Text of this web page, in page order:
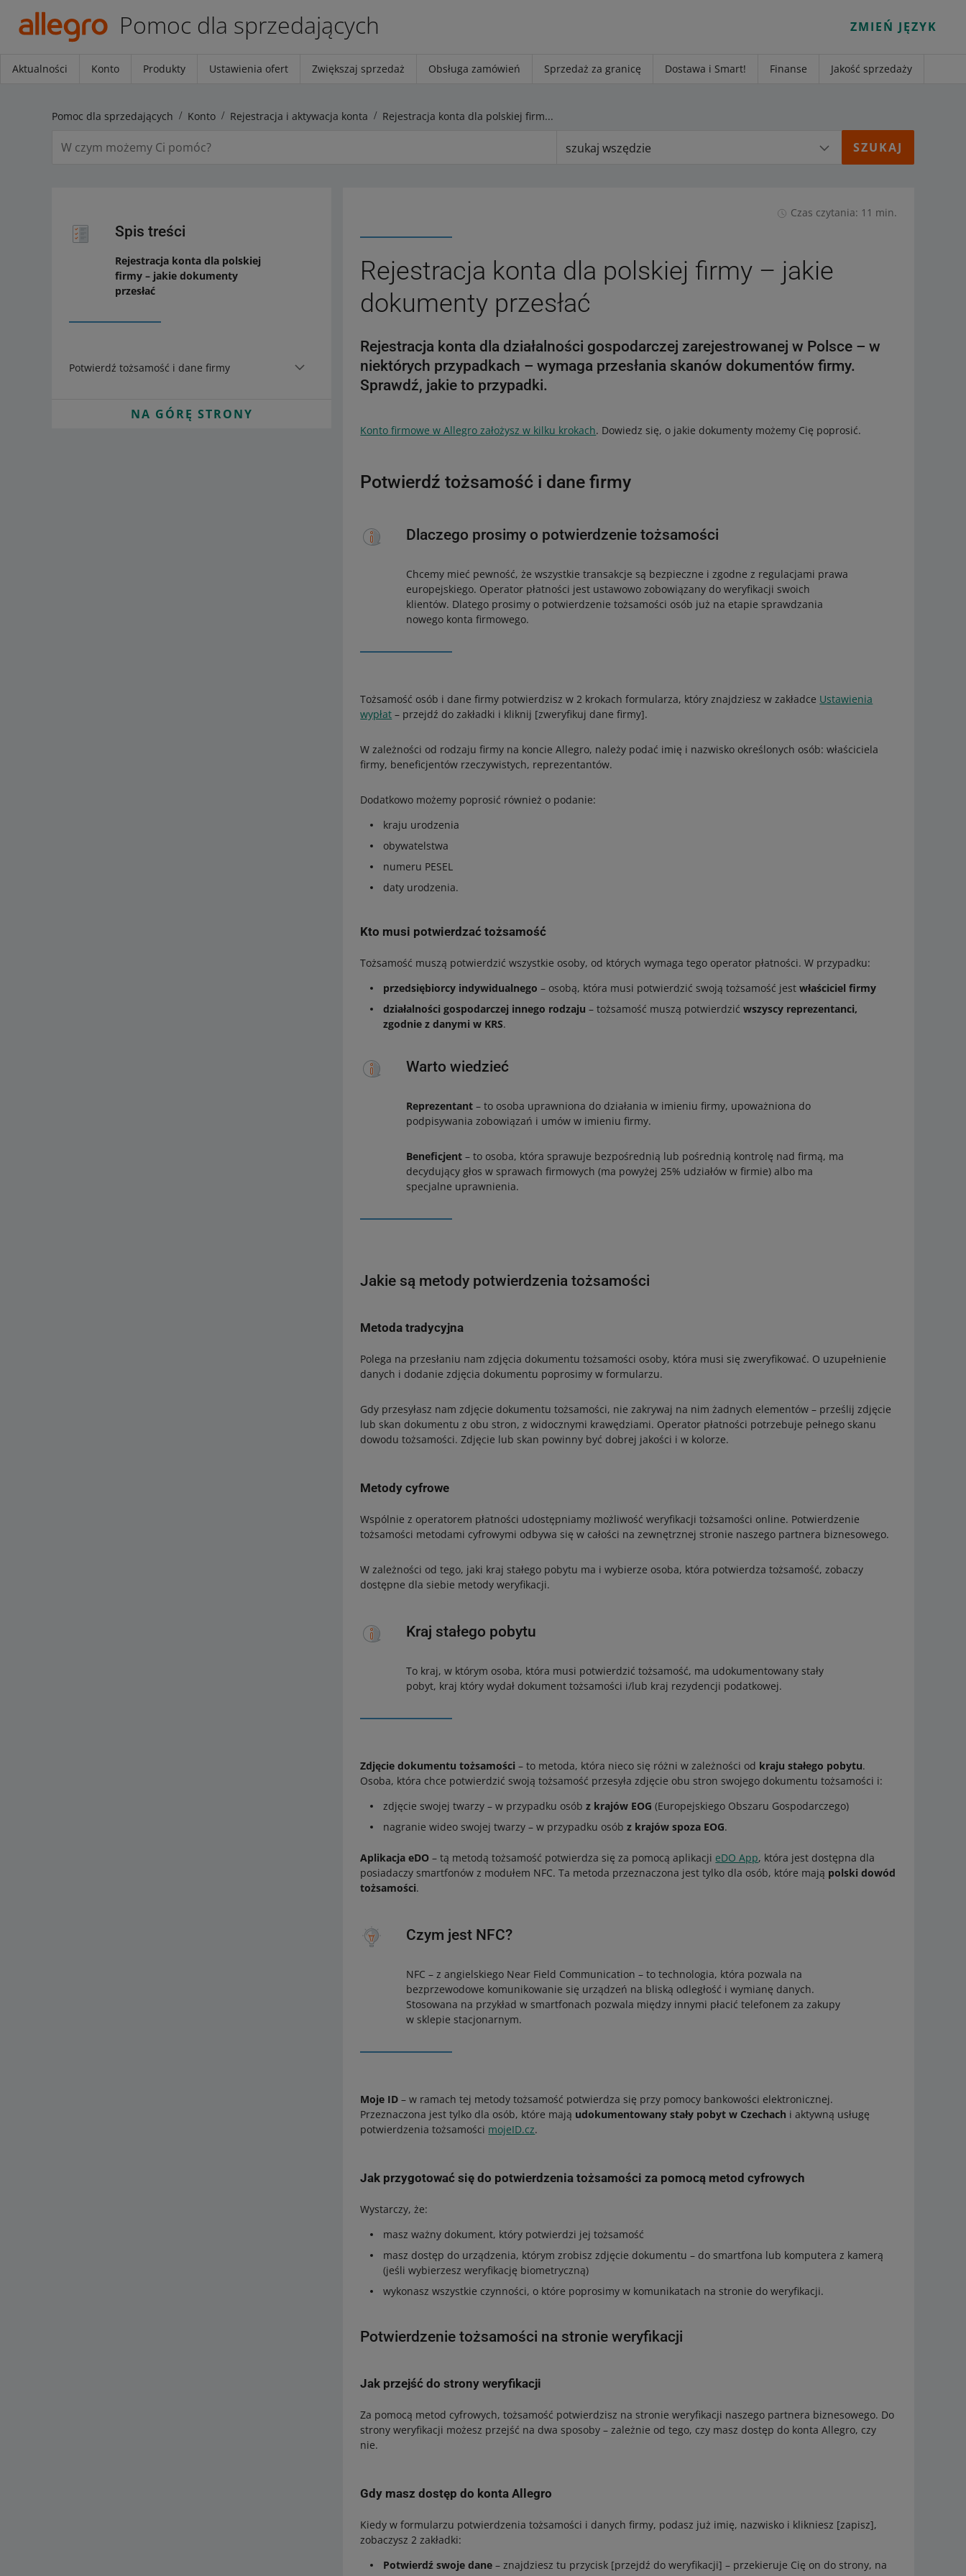
Pomoc dla sprzedających ZMIEŃ JĘZYK
Aktualności Konto Produkty Ustawienia ofert Zwiększaj sprzedaż Obsługa zamówień Sprzedaż za granicę Dostawa i Smart! Finanse Jakość sprzedaży
Pomoc dla sprzedających Konto Rejestracja i aktywacja konta Rejestracja konta dla polskiej firmy – jakie dokumenty przesłać
szukaj wszędzie
Spis treści
Rejestracja konta dla polskiej
firmy – jakie dokumenty
przesłać
Potwierdź tożsamość i dane firmy
NA GÓRĘ STRONY
Czas czytania: 11 min.
Rejestracja konta dla polskiej firmy – jakie
dokumenty przesłać
Rejestracja konta dla działalności gospodarczej zarejestrowanej w Polsce – w
niektórych przypadkach – wymaga przesłania skanów dokumentów firmy.
Sprawdź, jakie to przypadki.
Konto firmowe w Allegro założysz w kilku krokach. Dowiedz się, o jakie dokumenty możemy Cię poprosić.
Potwierdź tożsamość i dane firmy
Dlaczego prosimy o potwierdzenie tożsamości
Chcemy mieć pewność, że wszystkie transakcje są bezpieczne i zgodne z regulacjami prawa
europejskiego. Operator płatności jest ustawowo zobowiązany do weryfikacji swoich
klientów. Dlatego prosimy o potwierdzenie tożsamości osób już na etapie sprawdzania
nowego konta firmowego.
Tożsamość osób i dane firmy potwierdzisz w 2 krokach formularza, który znajdziesz w zakładce Ustawienia
wypłat – przejdź do zakładki i kliknij [zweryfikuj dane firmy].
W zależności od rodzaju firmy na koncie Allegro, należy podać imię i nazwisko określonych osób: właściciela
firmy, beneficjentów rzeczywistych, reprezentantów.
Dodatkowo możemy poprosić również o podanie:
kraju urodzenia
obywatelstwa
numeru PESEL
daty urodzenia.
Kto musi potwierdzać tożsamość
Tożsamość muszą potwierdzić wszystkie osoby, od których wymaga tego operator płatności. W przypadku:
przedsiębiorcy indywidualnego – osobą, która musi potwierdzić swoją tożsamość jestwłaściciel firmy
działalności gospodarczej innego rodzaju – tożsamość muszą potwierdzićwszyscy reprezentanci,
zgodnie z danymi w KRS.
Warto wiedzieć
Reprezentant – to osoba uprawniona do działania w imieniu firmy, upoważniona do
podpisywania zobowiązań i umów w imieniu firmy.
Beneficjent – to osoba, która sprawuje bezpośrednią lub pośrednią kontrolę nad firmą, ma
decydujący głos w sprawach firmowych (ma powyżej 25% udziałów w firmie) albo ma
specjalne uprawnienia.
Jakie są metody potwierdzenia tożsamości
Metoda tradycyjna
Polega na przesłaniu nam zdjęcia dokumentu tożsamości osoby, która musi się zweryfikować. O uzupełnienie
danych i dodanie zdjęcia dokumentu poprosimy w formularzu.
Gdy przesyłasz nam zdjęcie dokumentu tożsamości, nie zakrywaj na nim żadnych elementów – prześlij zdjęcie
lub skan dokumentu z obu stron, z widocznymi krawędziami. Operator płatności potrzebuje pełnego skanu
dowodu tożsamości. Zdjęcie lub skan powinny być dobrej jakości i w kolorze.
Metody cyfrowe
Wspólnie z operatorem płatności udostępniamy możliwość weryfikacji tożsamości online. Potwierdzenie
tożsamości metodami cyfrowymi odbywa się w całości na zewnętrznej stronie naszego partnera biznesowego.
W zależności od tego, jaki kraj stałego pobytu ma i wybierze osoba, która potwierdza tożsamość, zobaczy
dostępne dla siebie metody weryfikacji.
Kraj stałego pobytu
To kraj, w którym osoba, która musi potwierdzić tożsamość, ma udokumentowany stały
pobyt, kraj który wydał dokument tożsamości i/lub kraj rezydencji podatkowej.
Zdjęcie dokumentu tożsamości – to metoda, która nieco się różni w zależności od kraju stałego pobytu.
Osoba, która chce potwierdzić swoją tożsamość przesyła zdjęcie obu stron swojego dokumentu tożsamości i:
zdjęcie swojej twarzy – w przypadku osóbz krajów EOG (Europejskiego Obszaru Gospodarczego)
nagranie wideo swojej twarzy – w przypadku osóbz krajów spoza EOG.
Aplikacja eDO – tą metodą tożsamość potwierdza się za pomocą aplikacji eDO App, która jest dostępna dla
posiadaczy smartfonów z modułem NFC. Ta metoda przeznaczona jest tylko dla osób, które mają polski dowód
tożsamości.
Czym jest NFC?
NFC – z angielskiego Near Field Communication – to technologia, która pozwala na
bezprzewodowe komunikowanie się urządzeń na bliską odległość i wymianę danych.
Stosowana na przykład w smartfonach pozwala między innymi płacić telefonem za zakupy
w sklepie stacjonarnym.
Moje ID – w ramach tej metody tożsamość potwierdza się przy pomocy bankowości elektronicznej.
Przeznaczona jest tylko dla osób, które mają udokumentowany stały pobyt w Czechach i aktywną usługę
potwierdzenia tożsamości mojeID.cz.
Jak przygotować się do potwierdzenia tożsamości za pomocą metod cyfrowych
Wystarczy, że:
masz ważny dokument, który potwierdzi jej tożsamość
masz dostęp do urządzenia, którym zrobisz zdjęcie dokumentu – do smartfona lub komputera z kamerą
(jeśli wybierzesz weryfikację biometryczną)
wykonasz wszystkie czynności, o które poprosimy w komunikatach na stronie do weryfikacji.
Potwierdzenie tożsamości na stronie weryfikacji
Jak przejść do strony weryfikacji
Za pomocą metod cyfrowych, tożsamość potwierdzisz na stronie weryfikacji naszego partnera biznesowego. Do
strony weryfikacji możesz przejść na dwa sposoby – zależnie od tego, czy masz dostęp do konta Allegro, czy
nie.
Gdy masz dostęp do konta Allegro
Kiedy w formularzu potwierdzenia tożsamości i danych firmy, podasz już imię, nazwisko i klikniesz [zapisz],
zobaczysz 2 zakładki:
Potwierdź swoje dane – znajdziesz tu przycisk [przejdź do weryfikacji] – przekieruje Cię on do strony, na